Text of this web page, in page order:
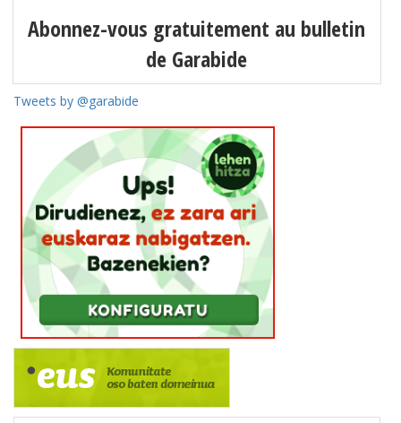
Abonnez-vous gratuitement au bulletin
de Garabide
Tweets by @garabide